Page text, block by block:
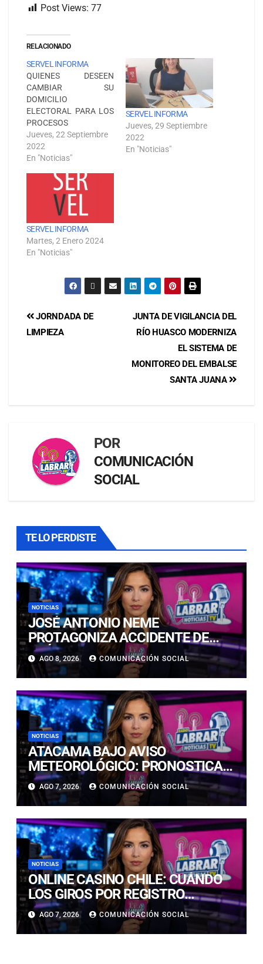
Post Views: 77
RELACIONADO
SERVEL INFORMA
QUIENES DESEEN
CAMBIAR SU
DOMICILIO
ELECTORAL PARA LOS
PROCESOS
ELECCIONARIOS
VENIDEROS, PODRÁN
REALIZARLO DE
DESDE EL 1 DE
OCTUBRE Y EN FORMA
PRESENCIAL DESDE EL
3 DEL MISMO MES. La
Ley estipula que el
Registro Electoral se
reabre el primer día del
elección o…
Jueves, 22 Septiembre
2022
En "Noticias"
SERVEL INFORMA
Jueves, 29 Septiembre
2022
En "Noticias"
SERVEL INFORMA
Martes, 2 Enero 2024
En "Noticias"
JUNTA DE VIGILANCIA DEL
RÍO HUASCO MODERNIZA
EL SISTEMA DE
MONITOREO DEL EMBALSE
SANTA JUANA
JORNDADA DE
LIMPIEZA
POR
COMUNICACIÓN
SOCIAL
TE LO PERDISTE
NOTICIAS
JOSÉ ANTONIO NEME
PROTAGONIZA ACCIDENTE DE
TRÁNSITO EN LAS CONDES
AGO 8, 2026 COMUNICACIÓN SOCIAL
NOTICIAS
ATACAMA BAJO AVISO
METEOROLÓGICO: PRONOSTICAN
LLUVIAS E ISOTERMA CERO ALTA
EN PRECORDILLERA Y
CORDILLERA
AGO 7, 2026 COMUNICACIÓN SOCIAL
NOTICIAS
ONLINE CASINO CHILE: CUÁNDO
LOS GIROS POR REGISTRO
REALMENTE SIRVEN
AGO 7, 2026 COMUNICACIÓN SOCIAL